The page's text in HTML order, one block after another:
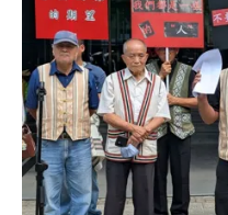
原住民族傳統醫療保健計
學教授張育銓及團隊合作
結合文化健康站作為主要
保存與傳承。在各地的文
域，實驗不同的醫療保健